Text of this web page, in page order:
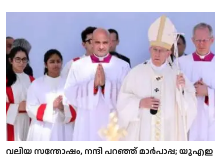
വലിയ സന്തോഷം, നന്ദി പറഞ്ഞ് മാർപാപ്പ; യുഎഇ